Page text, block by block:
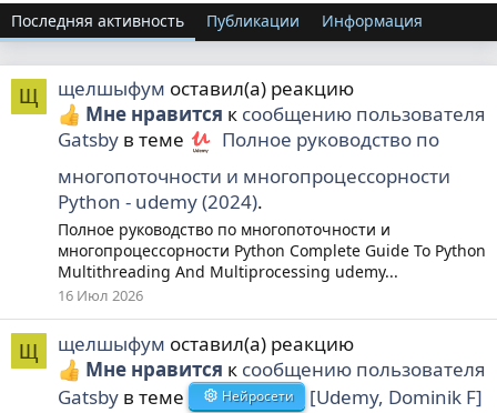
Последняя активность Публикации Информация
Щ щелшыфум оставил(а) реакцию
Мне нравится к сообщению пользователя
Gatsby в теме
Полное руководство по
многопоточности и многопроцессорности
Python - udemy (2024).
Полное руководство по многопоточности и
многопроцессорности Python Complete Guide To Python
Multithreading And Multiprocessing udemy...
16 Июл 2026
Щ щелшыфум оставил(а) реакцию
Мне нравится к сообщению пользователя
Gatsby в теме Нейросети
[Udemy, Dominik F]